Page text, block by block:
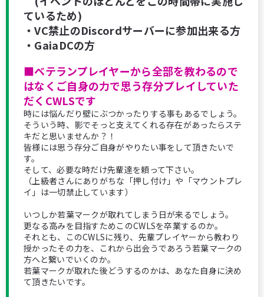
ているため)
・VC禁止のDiscordサーバーに参加出来る方
・GaiaDCの方
■ベテランプレイヤーから全部を教わるので
はなくご自身の力で思う存分プレイしていた
だくCWLSです
時には悩んだり壁にぶつかったりする事もあるでしょう。
そういう時、影でそっと支えてくれる存在があったらステ
キだと思いませんか？！
皆様には思う存分ご自身がやりたい事をして頂きたいで
す。
そして、必要な時だけ先輩達を頼って下さい。
（上級者さんにありがちな「押し付け」や「マウントプレ
イ」は一切禁止しています）
いつしか若葉マークが取れてしまう日が来るでしょう。
更なる高みを目指すためこのCWLSを卒業するのか。
それとも、このCWLSに残り、先輩プレイヤーから教わり
授かったその力を、これから出会うであろう若葉マークの
方へと繋いでいくのか。
若葉マークが取れた後どうするのかは、あなた自身に決め
て頂きたいです。